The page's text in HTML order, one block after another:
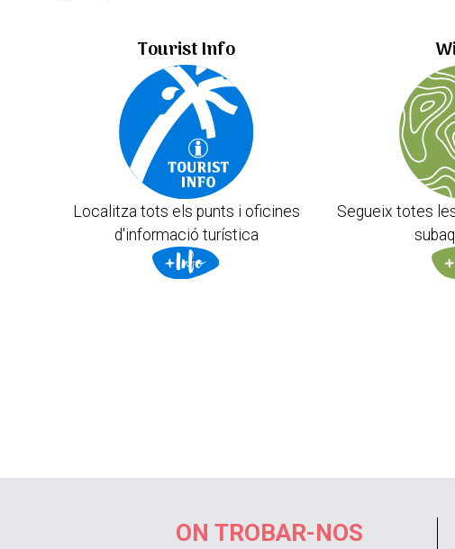
Tourist Info
Localitza tots els punts i oficines
d'informació turística
Segueix totes
ON TROBAR-NOS